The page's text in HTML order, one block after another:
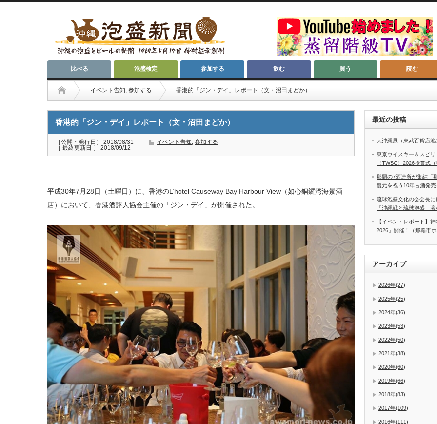
比べる 泡盛検定 参加する 飲む 買う 読む
イベント告知, 参加する 香港的「ジン・デイ」レポート（文・沼田まどか）
香港的「ジン・デイ」レポート（文・沼田まどか）
［公開・発行日］ 2018/08/31
［ 最終更新日 ］ 2018/09/12
イベント告知, 参加する
平成30年7月28日（土曜日）に、香港のL’hotel Causeway Bay Harbour View（如心銅鑼湾海景酒
店）において、香港酒評人協会主催の「ジン・デイ」が開催された。
最近の投稿
大沖縄展（東武百貨店
東京ウイスキー＆スピ
（TWSC）2026授賞式
那覇の7酒造所が集結「
復元を祝う10年古酒発売
琉球泡盛文化の会会長
「沖縄戦と琉球泡盛」
【イベントレポート】
2026」開催！（那覇市
アーカイブ
2026年(27)
2025年(25)
2024年(36)
2023年(53)
2022年(50)
2021年(38)
2020年(60)
2019年(66)
2018年(83)
2017年(109)
2016年(111)